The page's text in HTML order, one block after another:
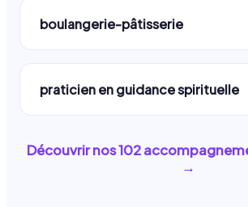
boulangerie-pâtisserie
praticien en guidance spirituelle
Découvrir nos102
→